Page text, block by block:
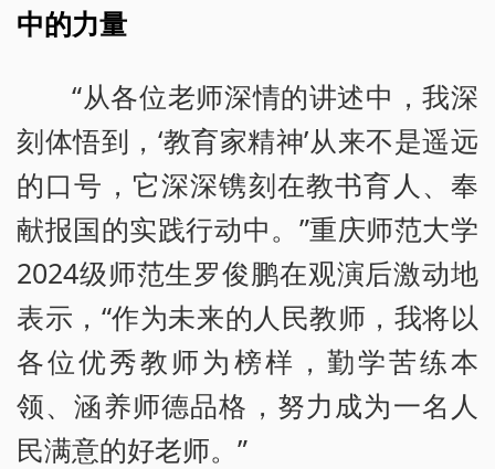
中的力量
“从各位老师深情的讲述中，我深
刻体悟到，‘教育家精神’从来不是遥远
的口号，它深深镌刻在教书育人、奉
献报国的实践行动中。”重庆师范大学
2024级师范生罗俊鹏在观演后激动地
表示，“作为未来的人民教师，我将以
各位优秀教师为榜样，勤学苦练本
领、涵养师德品格，努力成为一名人
民满意的好老师。”